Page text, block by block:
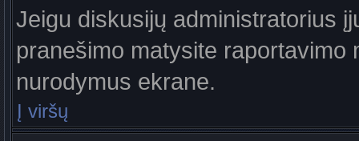
Jeigu diskusijų administratorius
pranešimo matysite
nurodymus ekrane.
Į viršų